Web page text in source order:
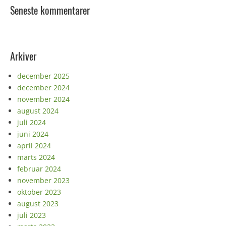
Seneste kommentarer
Arkiver
december 2025
december 2024
november 2024
august 2024
juli 2024
juni 2024
april 2024
marts 2024
februar 2024
november 2023
oktober 2023
august 2023
juli 2023